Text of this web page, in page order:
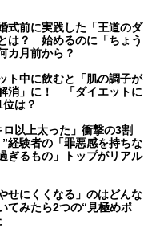
式前に実践した「王道のダ
は？ 始めるのに「ちょう
カ月前から？
ト中に飲むと「肌の調子が
消」に！ 「ダイエットに
は？
ロ以上太った」衝撃の3割
経験者の「罪悪感を持ちな
ぎるもの」トップがリアル
せにくくなる」のはどんな
てみたら2つの“見極めポ